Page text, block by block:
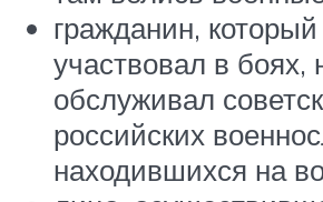
гражданин,
участвовал в боях,
обслуживал
российских
находившихся на